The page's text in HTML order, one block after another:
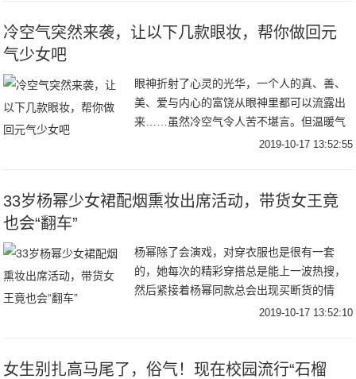
冷空气突然来袭，让以下几款眼妆，帮你做回元
气少女吧
眼神折射了心灵的光华，一个人的真、善、
美、爱与内心的富饶从眼神里都可以流露出
来……虽然冷空气令人苦不堪言。但温暖气
息满满的眼妆也是不可错过的，什么样的眼
2019-10-17 13:52:55
33岁杨幂少女裙配烟熏妆出席活动，带货女王竟
也会“翻车”
杨幂除了会演戏，对穿衣服也是很有一套
的，她每次的精彩穿搭总是能上一波热搜，
然后紧接着杨幂同款总会出现买断货的情
况，可见杨幂带货女王的称号可不是随便叫
2019-10-17 13:52:10
女生别扎高马尾了，俗气！现在校园流行“石榴